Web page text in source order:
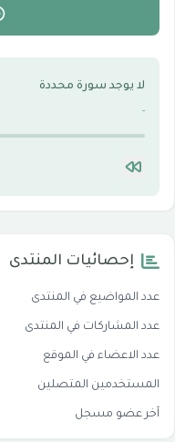
لا يوجد سورة محددة
-
إحصائيات المنتدى
عدد المواضيع في المنتدى
عدد المشاركات في المنتدى
عدد الاعضاء في الموقع
المستخدمين المتصلين
آخر عضو مسجل